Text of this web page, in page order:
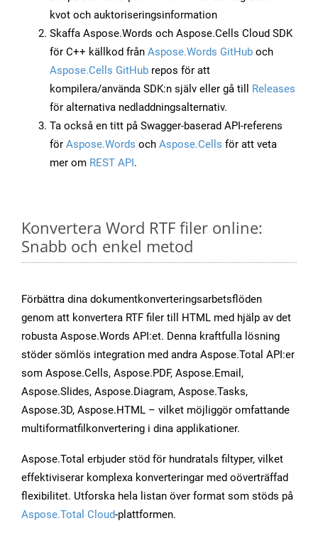
kvot och auktoriseringsinformation
Skaffa Aspose.Words och Aspose.Cells Cloud SDK
för C++ källkod från Aspose.Words GitHub och
Aspose.Cells GitHub repos för att
kompilera/använda SDK:n själv eller gå till Releases
för alternativa nedladdningsalternativ.
Ta också en titt på Swagger-baserad API-referens
för Aspose.Words och Aspose.Cells för att veta
mer om REST API.
Konvertera Word RTF filer online:
Snabb och enkel metod
Förbättra dina dokumentkonverteringsarbetsflöden
genom att konvertera RTF filer till HTML med hjälp av det
robusta Aspose.Words API:et. Denna kraftfulla lösning
stöder sömlös integration med andra Aspose.Total API:er
som Aspose.Cells, Aspose.PDF, Aspose.Email,
Aspose.Slides, Aspose.Diagram, Aspose.Tasks,
Aspose.3D, Aspose.HTML – vilket möjliggör omfattande
multiformatfilkonvertering i dina applikationer.
Aspose.Total erbjuder stöd för hundratals filtyper, vilket
effektiviserar komplexa konverteringar med oöverträffad
flexibilitet. Utforska hela listan över format som stöds på
Aspose.Total Cloud-plattformen.